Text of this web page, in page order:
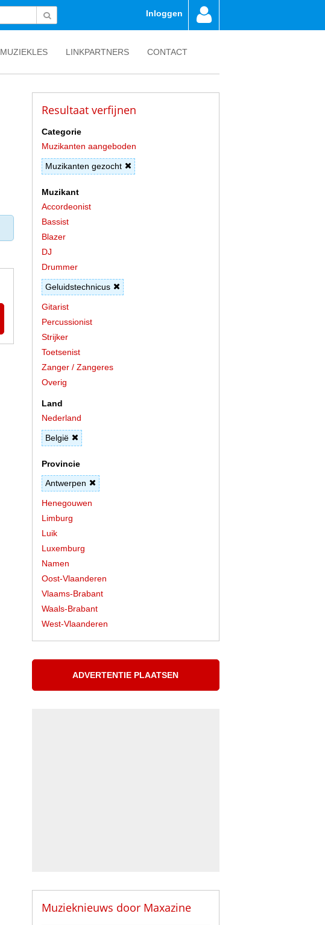
Inloggen
MUZIEKLES LINKPARTNERS CONTACT
Resultaat verfijnen
Categorie
Muzikanten aangeboden
Muzikanten gezocht
Muzikant
Accordeonist
Bassist
Blazer
DJ
Drummer
Geluidstechnicus
Gitarist
Percussionist
Strijker
Toetsenist
Zanger / Zangeres
Overig
Land
Nederland
België
Provincie
Antwerpen
Henegouwen
Limburg
Luik
Luxemburg
Namen
Oost-Vlaanderen
Vlaams-Brabant
Waals-Brabant
West-Vlaanderen
ADVERTENTIE PLAATSEN
Muzieknieuws door Maxazine